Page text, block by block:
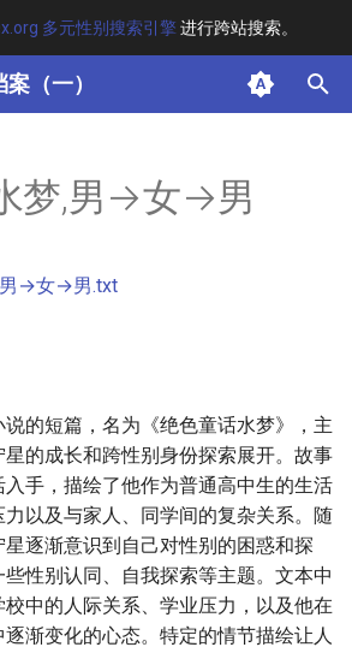
多元性别搜索引擎 进行跨站搜索。
（一）
梦,男→女→男
男→女→男.txt
的短篇，名为《绝色童话水梦》，主
的成长和跨性别身份探索展开。故事
手，描绘了他作为普通高中生的生活
以及与家人、同学间的复杂关系。随
逐渐意识到自己对性别的困惑和探
性别认同、自我探索等主题。文本中
中的人际关系、学业压力，以及他在
渐变化的心态。特定的情节描绘让人